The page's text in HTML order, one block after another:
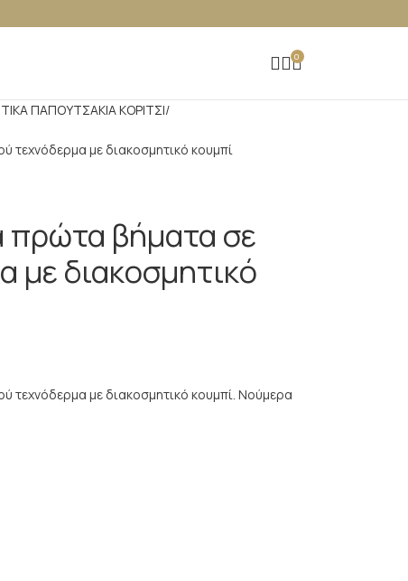
0
ΠΑΠΟΥΤΣΑΚΙΑ ΚΟΡΙΤΣΙ
τεχνόδερμα με διακοσμητικό κουμπί
πρώτα βήματα σε
με διακοσμητικό
τεχνόδερμα με διακοσμητικό κουμπί. Νούμερα